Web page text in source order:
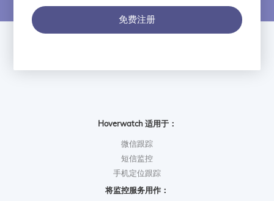
免费注册
Hoverwatch 适用于：
微信跟踪
短信监控
手机定位跟踪
将监控服务用作：